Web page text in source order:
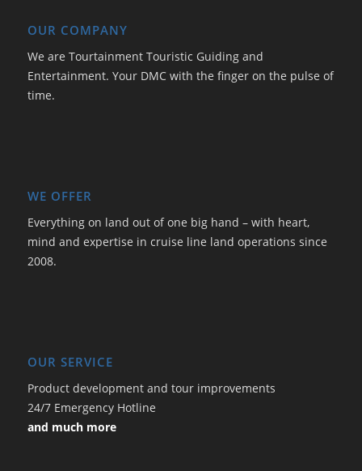
OUR COMPANY
We are Tourtainment Touristic Guiding and
Entertainment. Your DMC with the finger on the pulse of
time.
WE OFFER
Everything on land out of one big hand – with heart,
mind and expertise in cruise line land operations since
2008.
OUR SERVICE
Product development and tour improvements
24/7 Emergency Hotline
and much more